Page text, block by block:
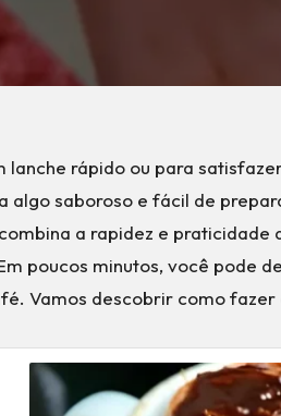
lanche rápido ou para
algo saboroso e fácil de
a rapidez e
poucos minutos, você pode
Vamos descobrir como fazer